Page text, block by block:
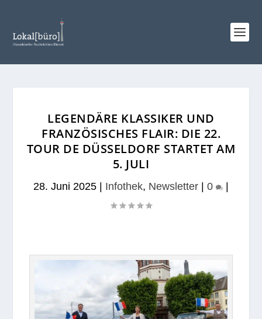
LEGENDÄRE KLASSIKER UND
FRANZÖSISCHES FLAIR: DIE 22.
TOUR DE DÜSSELDORF STARTET AM
5. JULI
28. Juni 2025 Infothek, Newsletter 0